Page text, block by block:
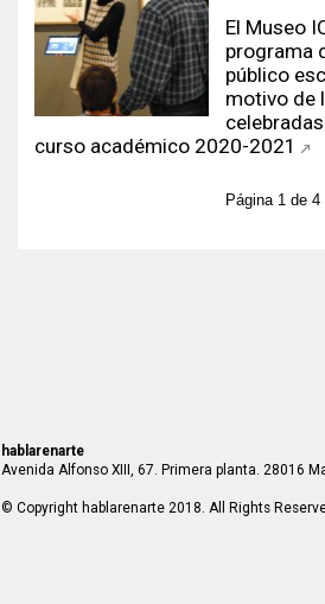
El Museo
programa
público
motivo de
curso académico 2020-2021
Página 1 de 4
hablarenarte
Avenida Alfonso XIII, 67. Primera planta. 28016
© Copyright hablarenarte 2018. All Rights